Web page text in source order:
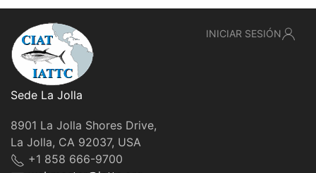
Sede La Jolla
8901 La Jolla Shores Drive,
La Jolla, CA 92037, USA
+1 858 666-9700
INICIAR SESIÓN